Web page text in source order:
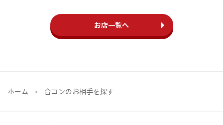
お店一覧へ
ホーム 合コンのお相手を探す